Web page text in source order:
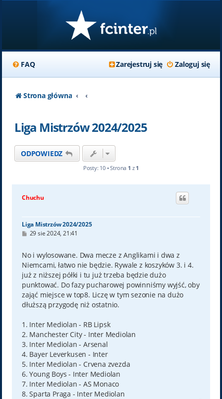
FAQ Zaloguj się
Zarejestruj się
Strona główna
Liga Mistrzów 2024/2025
ODPOWIEDZ
Posty: 10 • Strona 1 z 1
Chuchu
Liga Mistrzów 2024/2025
P
t
29 sie 2024, 21:41
No i wylosowane. Dwa mecze z Anglikami i dwa z
Niemcami, łatwo nie będzie. Rywale z koszyków 3. i 4.
już z niższej półki i tu już trzeba będzie dużo
punktować. Do fazy pucharowej powinniśmy wyjść, oby
zająć miejsce w top8. Liczę w tym sezonie na dużo
dłuższą przygodę niż ostatnio.
1. Inter Mediolan - RB Lipsk
2. Manchester City - Inter Mediolan
3. Inter Mediolan - Arsenal
4. Bayer Leverkusen - Inter
5. Inter Mediolan - Crvena zvezda
6. Young Boys - Inter Mediolan
7. Inter Mediolan - AS Monaco
8. Sparta Praga - Inter Mediolan